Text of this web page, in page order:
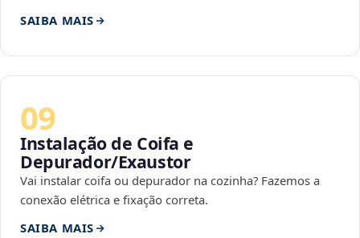
SAIBA MAIS
09
Instalação de Coifa e
Depurador/Exaustor
Vai instalar coifa ou depurador na cozinha? Fazemos a
conexão elétrica e fixação correta.
SAIBA MAIS